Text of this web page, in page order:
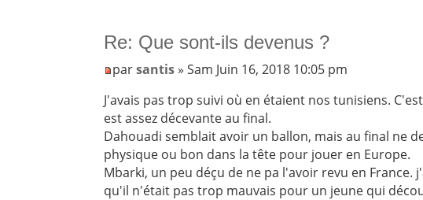
Re: Que sont-ils devenus ?
parsantis» Sam Juin 16, 2018 10:05 pm
J'avais pas trop suivi où en étaient nos tunisiens.
est assez décevante au final.
Dahouadi semblait avoir un ballon, mais au final ne
physique ou bon dans la tête pour jouer en Europe.
Mbarki, un peu déçu de ne pa l'avoir revu en France.
qu'il n'était pas trop mauvais pour un jeune qui